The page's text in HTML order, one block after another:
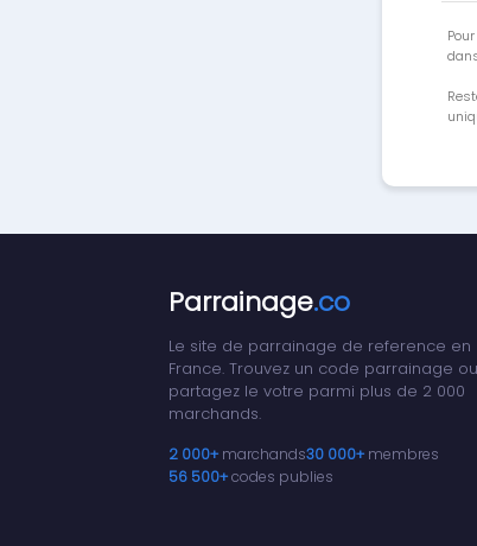
Parrainage.co
Le site de parrainage de reference en
France. Trouvez un code parrainage ou
partagez le votre parmi plus de 2 000
marchands.
2 000+ marchands30 000+ membres
56 500+codes publies